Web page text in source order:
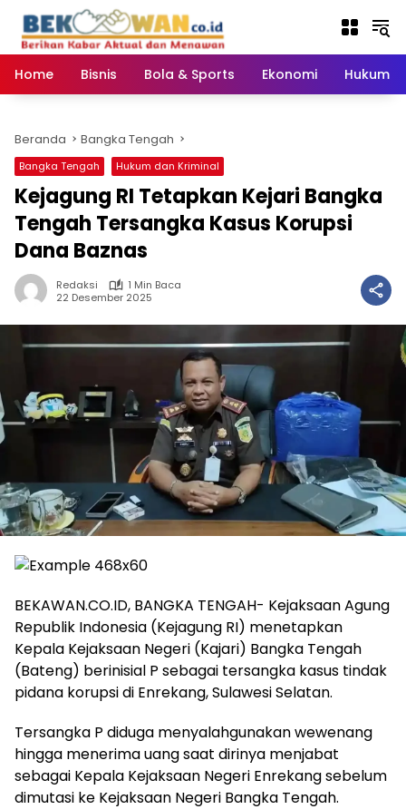
konten
Home
Bisnis Bola & Sports Ekonomi Hukum
Beranda Bangka Tengah
Bangka Tengah Hukum dan Kriminal
Kejagung RI Tetapkan Kejari Bangka
Tengah Tersangka Kasus Korupsi
Dana Baznas
Redaksi
1 Min Baca
22 Desember 2025
BEKAWAN.CO.ID, BANGKA TENGAH- Kejaksaan Agung
Republik Indonesia (Kejagung RI) menetapkan
Kepala Kejaksaan Negeri (Kajari) Bangka Tengah
(Bateng) berinisial P sebagai tersangka kasus tindak
pidana korupsi di Enrekang, Sulawesi Selatan.
Tersangka P diduga menyalahgunakan wewenang
hingga menerima uang saat dirinya menjabat
sebagai Kepala Kejaksaan Negeri Enrekang sebelum
dimutasi ke Kejaksaan Negeri Bangka Tengah.